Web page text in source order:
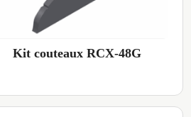
Kit couteaux RCX-48G